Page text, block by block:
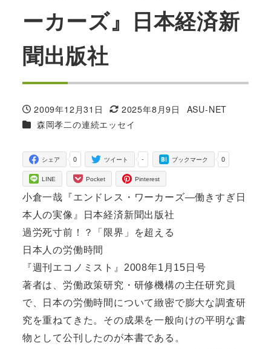
ーカーズ』日本経済新
聞出版社
投稿日
2009年12月31日
更新日
2025年8月9日
著
ASU-NET
カテゴリー
森岡孝二の連続エッセイ
0
シェア -
ツイート 0
ブックマーク
LINE Pocket Pinterest
小倉一哉『エンドレス・ワーカーズ―働きすぎ日
本人の実像』日本経済新聞出版社
過労死寸前！？「限界」を超える
日本人の労働時間
『週刊エコノミスト』2008年1月15日号
著者は、労働政策研究・研修機構の主任研究員
で、日本の労働時間について緻密で膨大な調査研
究を重ねてきた。その成果を一般向けの平明な書
物として公刊したのが本書である。